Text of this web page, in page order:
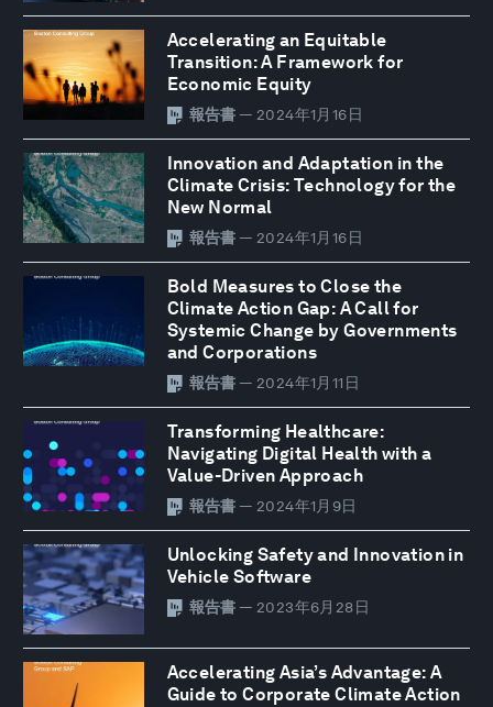
Accelerating an Equitable
Transition: A Framework for
Economic Equity
報告書 — 2024年1月16日
Innovation and Adaptation in the
Climate Crisis: Technology for the
New Normal
報告書 — 2024年1月16日
Bold Measures to Close the
Climate Action Gap: A Call for
Systemic Change by Governments
and Corporations
報告書 — 2024年1月11日
Transforming Healthcare:
Navigating Digital Health with a
Value-Driven Approach
報告書 — 2024年1月9日
Unlocking Safety and Innovation in
Vehicle Software
報告書 — 2023年6月28日
Accelerating Asia’s Advantage: A
Guide to Corporate Climate Action